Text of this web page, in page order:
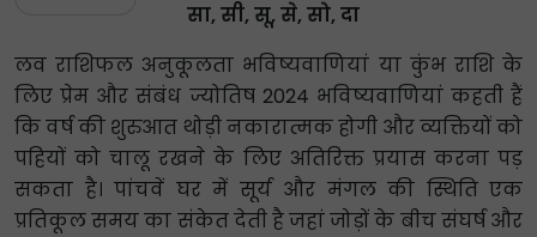
सा, सी, सू, से, सो, दा
लव राशिफल अनुकूलता भविष्यवाणियां या कुंभ राशि के
लिए प्रेम और संबंध ज्योतिष 2024 भविष्यवाणियां कहती हैं
कि वर्ष की शुरुआत थोड़ी नकारात्मक होगी और व्यक्तियों को
पहियों को चालू रखने के लिए अतिरिक्त प्रयास करना पड़
सकता है। पांचवें घर में सूर्य और मंगल की स्थिति एक
प्रतिकूल समय का संकेत देती है जहां जोड़ों के बीच संघर्ष और